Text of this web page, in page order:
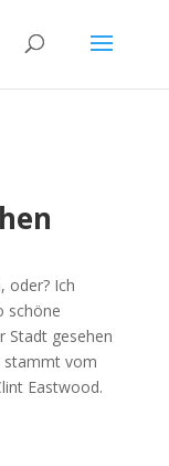
oder? Ich
schöne
Stadt gesehen
stammt vom
Eastwood.